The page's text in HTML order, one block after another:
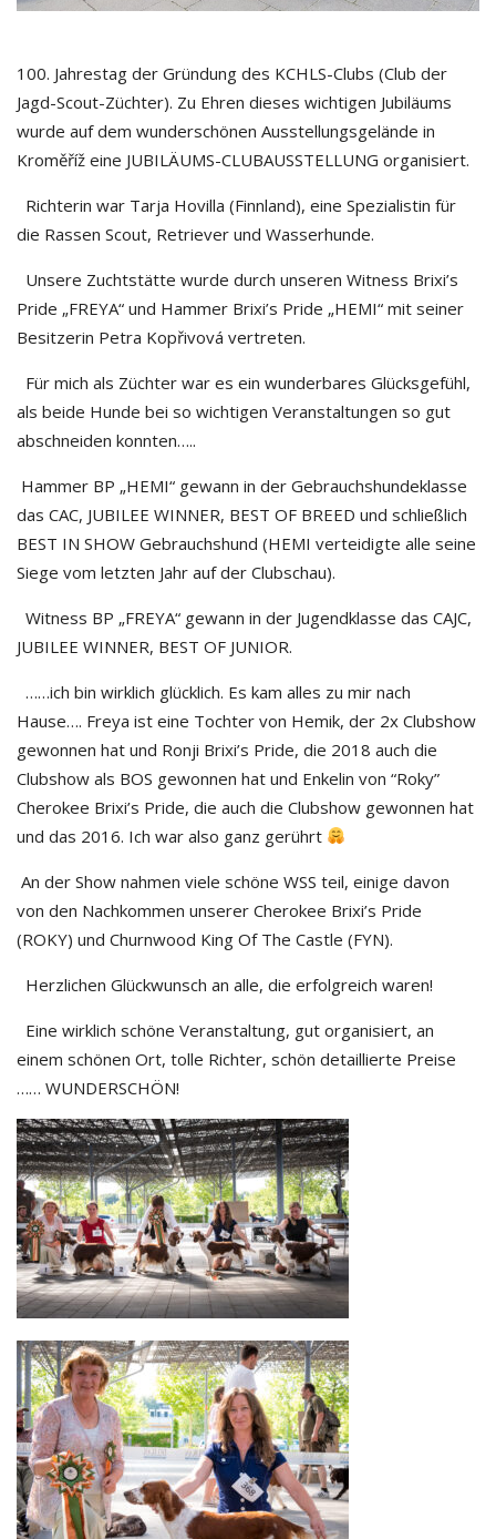
100. Jahrestag der Gründung des KCHLS-Clubs (Club der
Jagd-Scout-Züchter). Zu Ehren dieses wichtigen Jubiläums
wurde auf dem wunderschönen Ausstellungsgelände in
Kroměříž eine JUBILÄUMS-CLUBAUSSTELLUNG organisiert.
Richterin war Tarja Hovilla (Finnland), eine Spezialistin für
die Rassen Scout, Retriever und Wasserhunde.
Unsere Zuchtstätte wurde durch unseren Witness Brixi’s
Pride „FREYA“ und Hammer Brixi’s Pride „HEMI“ mit seiner
Besitzerin Petra Kopřivová vertreten.
Für mich als Züchter war es ein wunderbares Glücksgefühl,
als beide Hunde bei so wichtigen Veranstaltungen so gut
abschneiden konnten…..
Hammer BP „HEMI“ gewann in der Gebrauchshundeklasse
das CAC, JUBILEE WINNER, BEST OF BREED und schließlich
BEST IN SHOW Gebrauchshund (HEMI verteidigte alle seine
Siege vom letzten Jahr auf der Clubschau).
Witness BP „FREYA“ gewann in der Jugendklasse das CAJC,
JUBILEE WINNER, BEST OF JUNIOR.
……ich bin wirklich glücklich. Es kam alles zu mir nach
Hause…. Freya ist eine Tochter von Hemik, der 2x Clubshow
gewonnen hat und Ronji Brixi’s Pride, die 2018 auch die
Clubshow als BOS gewonnen hat und Enkelin von “Roky”
Cherokee Brixi’s Pride, die auch die Clubshow gewonnen hat
und das 2016. Ich war also ganz gerührt
An der Show nahmen viele schöne WSS teil, einige davon
von den Nachkommen unserer Cherokee Brixi’s Pride
(ROKY) und Churnwood King Of The Castle (FYN).
Herzlichen Glückwunsch an alle, die erfolgreich waren!
Eine wirklich schöne Veranstaltung, gut organisiert, an
einem schönen Ort, tolle Richter, schön detaillierte Preise
…… WUNDERSCHÖN!